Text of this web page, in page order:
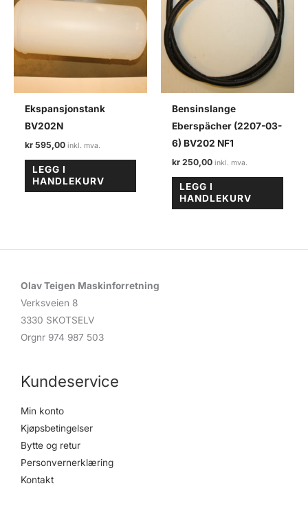
Ekspansjonstank
BV202N
kr 595,00
LEGG I
HANDLEKURV
Bensinslange
Eberspächer (2207-03-
6) BV202 NF1
kr 250,00
LEGG I
HANDLEKURV
Olav Teigen Maskinforretning
Verksveien 8
3330 SKOTSELV
Orgnr 974 987 503
Kundeservice
Min konto
Kjøpsbetingelser
Bytte og retur
Personvernerklæring
Kontakt